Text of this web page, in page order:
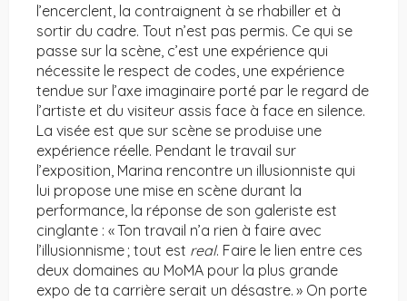
l’encerclent, la contraignent à se rhabiller et à
sortir du cadre. Tout n’est pas permis. Ce qui se
passe sur la scène, c’est une expérience qui
nécessite le respect de codes, une expérience
tendue sur l’axe imaginaire porté par le regard de
l’artiste et du visiteur assis face à face en silence.
La visée est que sur scène se produise une
expérience réelle. Pendant le travail sur
l’exposition, Marina rencontre un illusionniste qui
lui propose une mise en scène durant la
performance, la réponse de son galeriste est
cinglante : « Ton travail n’a rien à faire avec
l’illusionnisme ; tout est real. Faire le lien entre ces
deux domaines au MoMA pour la plus grande
expo de ta carrière serait un désastre. » On porte